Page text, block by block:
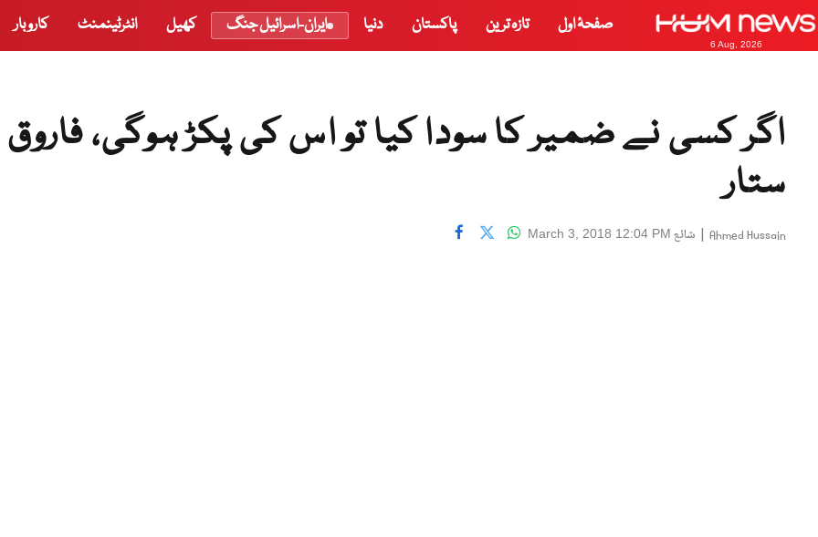
6 Aug, 2026
صفحۂ اول تازہ ترین پاکستان دنیا ایران-اسرائیل جنگ کھیل انٹرٹینمنٹ کاروبار
اگر کسی نے ضمیر کا سودا کیا تو اس کی پکڑ ہوگی، فاروق
ستار
Ahmed Hussain
| شائع March 3, 2018 12:04 PM